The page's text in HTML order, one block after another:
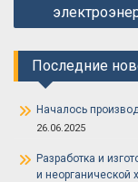
записям
Последние
Началось
26.06.2025
Разработка и
и неорганической